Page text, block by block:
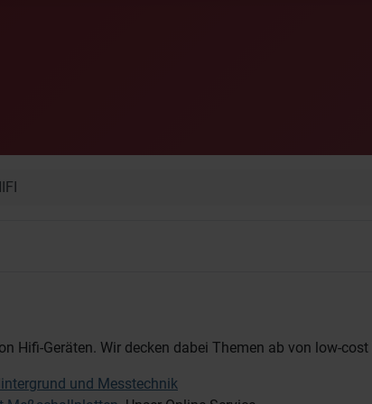
Hifi-Geräten. Wir decken dabei Themen ab von low-cost
und Messtechnik